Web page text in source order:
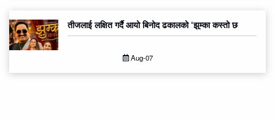
तीजलाई लक्षित गर्दै आयो बिनोद ढकालको ‘झुम्का कस्तो छ
Aug-07